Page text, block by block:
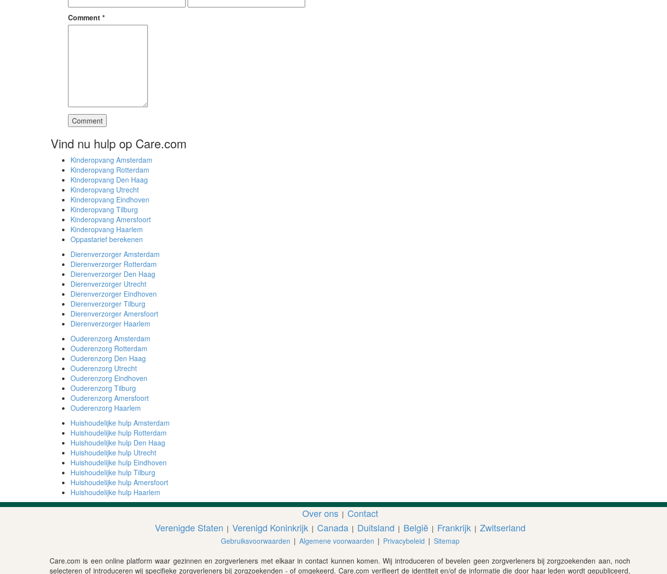
Comment *
Vind nu hulp op Care.com
Kinderopvang Amsterdam
Kinderopvang Rotterdam
Kinderopvang Den Haag
Kinderopvang Utrecht
Kinderopvang Eindhoven
Kinderopvang Tilburg
Kinderopvang Amersfoort
Kinderopvang Haarlem
Oppastarief berekenen
Dierenverzorger Amsterdam
Dierenverzorger Rotterdam
Dierenverzorger Den Haag
Dierenverzorger Utrecht
Dierenverzorger Eindhoven
Dierenverzorger Tilburg
Dierenverzorger Amersfoort
Dierenverzorger Haarlem
Ouderenzorg Amsterdam
Ouderenzorg Rotterdam
Ouderenzorg Den Haag
Ouderenzorg Utrecht
Ouderenzorg Eindhoven
Ouderenzorg Tilburg
Ouderenzorg Amersfoort
Ouderenzorg Haarlem
Huishoudelijke hulp Amsterdam
Huishoudelijke hulp Rotterdam
Huishoudelijke hulp Den Haag
Huishoudelijke hulp Utrecht
Huishoudelijke hulp Eindhoven
Huishoudelijke hulp Tilburg
Huishoudelijke hulp Amersfoort
Huishoudelijke hulp Haarlem
Over ons | Contact
Verenigde Staten | Verenigd Koninkrijk | Canada | Duitsland | België | Frankrijk | Zwitserland
Gebruiksvoorwaarden | Algemene voorwaarden | Privacybeleid | Sitemap
Care.com is een online platform waar gezinnen en zorgverleners met elkaar in contact kunnen komen. Wij introduceren of bevelen geen zorgverleners bij zorgzoekenden aan, noch
selecteren of introduceren wij specifieke zorgverleners bij zorgzoekenden - of omgekeerd. Care.com verifieert de identiteit en/of de informatie die door haar leden wordt gepubliceerd,